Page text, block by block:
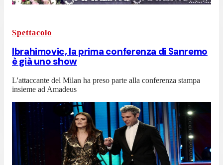
Spettacolo
Ibrahimovic, la prima conferenza di Sanremo
è già uno show
L'attaccante del Milan ha preso parte alla conferenza stampa
insieme ad Amadeus